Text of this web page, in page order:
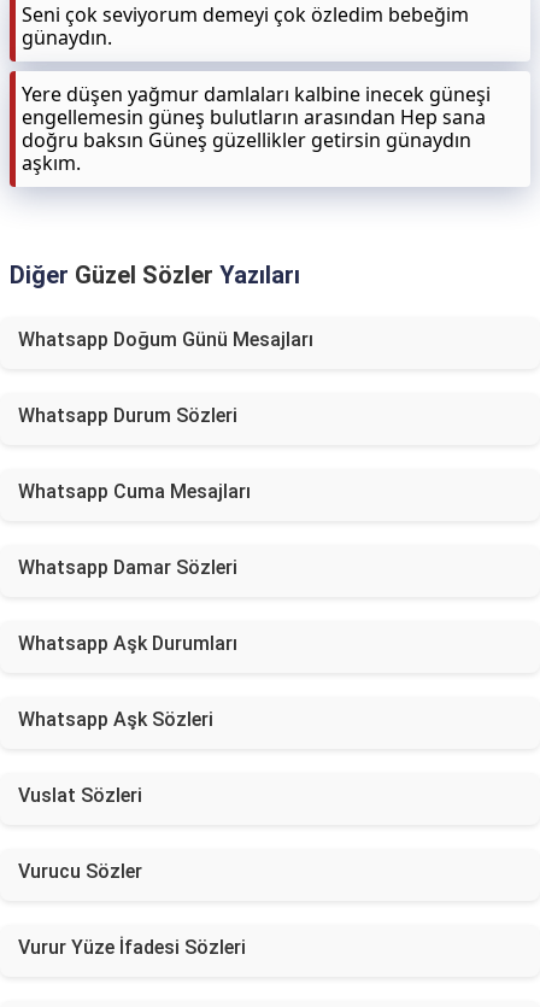
Seni çok seviyorum demeyi çok özledim bebeğim
günaydın.
Yere düşen yağmur damlaları kalbine inecek güneşi
engellemesin güneş bulutların arasından Hep sana
doğru baksın Güneş güzellikler getirsin günaydın
aşkım.
Diğer Güzel Sözler Yazıları
Whatsapp Doğum Günü Mesajları
Whatsapp Durum Sözleri
Whatsapp Cuma Mesajları
Whatsapp Damar Sözleri
Whatsapp Aşk Durumları
Whatsapp Aşk Sözleri
Vuslat Sözleri
Vurucu Sözler
Vurur Yüze İfadesi Sözleri